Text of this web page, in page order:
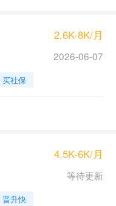
2.6K-8K/月
2026-06-07
买社保
4.5K-6K/月
等待更新
晋升快